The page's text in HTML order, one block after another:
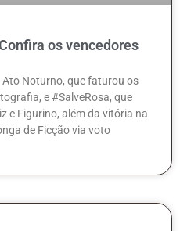
os vencedores
Noturno, que faturou os
e #SalveRosa, que
e Figurino, além da vitória na
de Ficção via voto